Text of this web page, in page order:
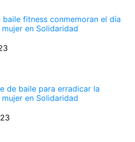
baile fitness conmemoran el día
en Solidaridad
de baile para erradicar la
en Solidaridad